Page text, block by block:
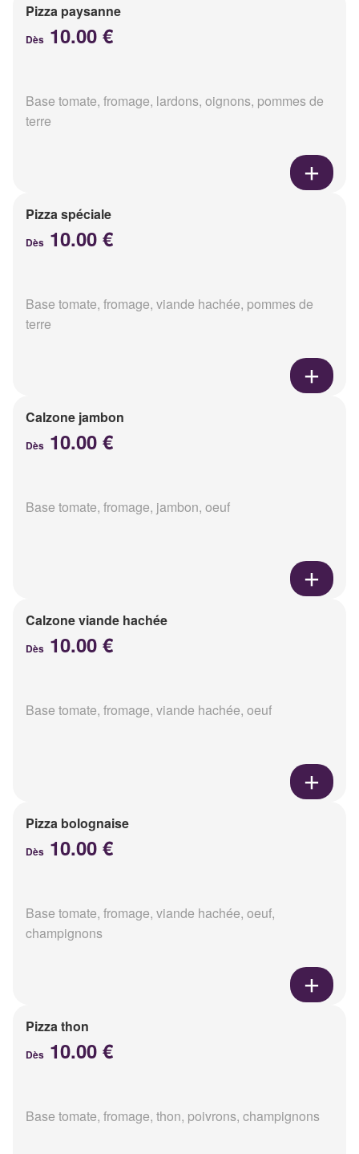
Pizza paysanne
Dès 10.00 €
Base tomate, fromage, lardons, oignons, pommes de
terre
Pizza spéciale
Dès 10.00 €
Base tomate, fromage, viande hachée, pommes de
terre
Calzone jambon
Dès 10.00 €
Base tomate, fromage, jambon, oeuf
Calzone viande hachée
Dès 10.00 €
Base tomate, fromage, viande hachée, oeuf
Pizza bolognaise
Dès 10.00 €
Base tomate, fromage, viande hachée, oeuf,
champignons
Pizza thon
Dès 10.00 €
Base tomate, fromage, thon, poivrons, champignons